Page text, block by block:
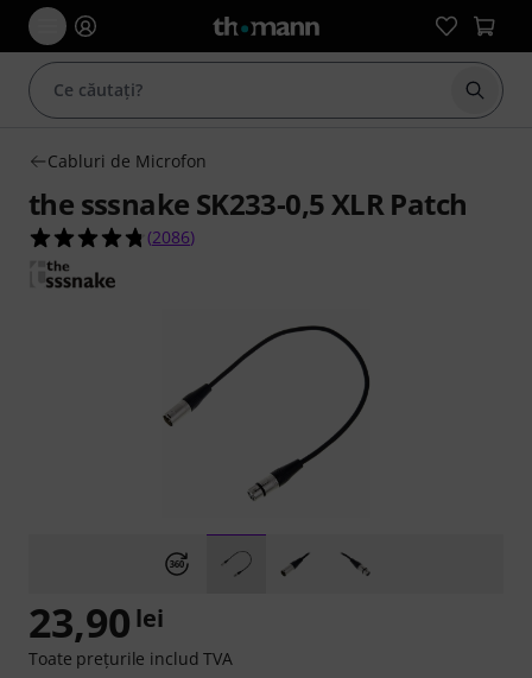
Cabluri de Microfon
the sssnake SK233-0,5 XLR Patch
4.7 din 5 stele din 2086 evaluări ale clienților
(2086)
23,90 lei
Toate prețurile includ TVA